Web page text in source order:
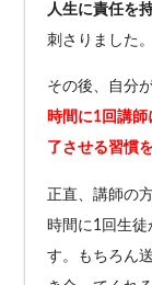
人生に責任を
刺さりました。
その後、自分
時間に1回講
了させる習慣
正直、講師の
時間に1回生徒
す。もちろん